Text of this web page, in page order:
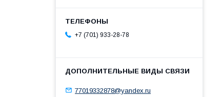
+7 (701) 933-28-78
77019332878@yandex.ru